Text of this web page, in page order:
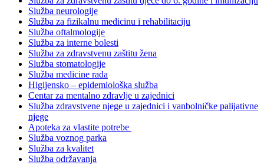
Služba neurologije
Služba za fizikalnu medicinu i rehabilitaciju
Služba oftalmologije
Služba za interne bolesti
Služba za zdravstvenu zaštitu žena
Služba stomatologije
Služba medicine rada
Higijensko – epidemiološka služba
Centar za mentalno zdravlje u zajednici
Služba zdravstvene njege u zajednici i vanbolničke palijativne
njege
Apoteka za vlastite potrebe
Služba voznog parka
Služba za kvalitet
Služba održavanja